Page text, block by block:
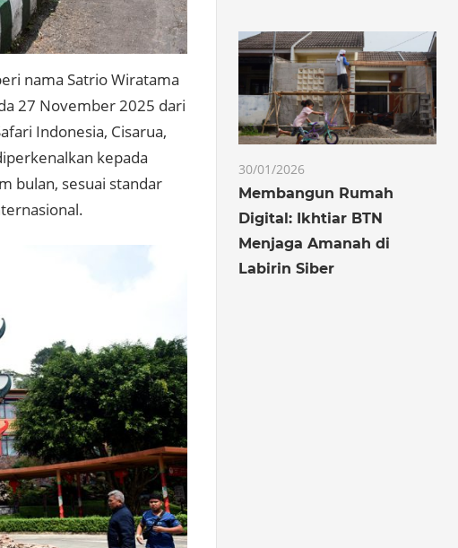
nama Satrio Wiratama
27 November 2025 dari
Indonesia, Cisarua,
kepada
bulan, sesuai standar
30/01/2026
Membangun Rumah
Digital: Ikhtiar BTN
Menjaga Amanah di
Labirin Siber